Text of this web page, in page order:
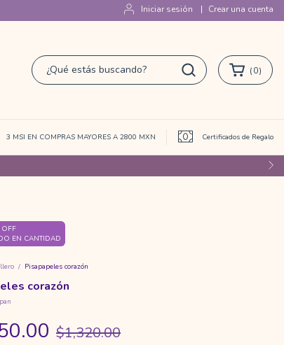
Iniciar sesión | Crear una cuenta
(0)
3 MSI EN COMPRAS MAYORES A 2800 MXN Certificados de Regalo
OFF
EN CANTIDAD
/ Pisapapeles corazón
corazón
$1,320.00